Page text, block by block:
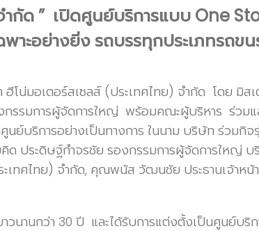
กัด ” เปิดศูนย์บริการแบบ One
พาะอย่างยิ่ง รถบรรทุกประเภทรถ
น่มอเตอร์สเซลส์ (ประเทศไทย) จำกัด โดย มิ
งกรรมการผู้จัดการใหญ่ พร้อมคณะผู้บริหาร
ย์บริการอย่างเป็นทางการ ในนาม บริษัท ร่วมกิ
ระดิษฐ์กำจรชัย รองกรรมการผู้จัดการใหญ่ บ
ะเทศไทย) จำกัด, คุณพนัส วัฒนชัย ประธานเจ้า
วนานกว่า 30 ปี และได้รับการแต่งตั้งเป็นศูนย์บ